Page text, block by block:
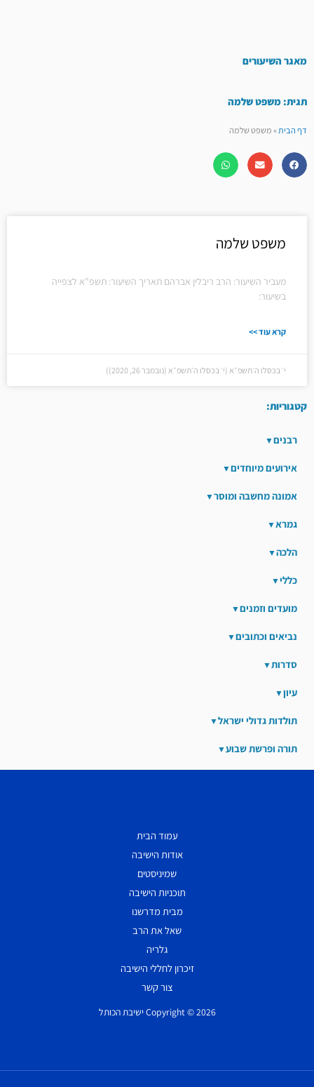
מאגר השיעורים
תגית: משפט שלמה
דף הבית»משפט שלמה
משפט שלמה
מעביר השיעור: הרב ריבלין אברהם תאריך השיעור: תשפ"א לצפייה
בשיעור:
קרא עוד >>
י׳ בכסלו ה׳תשפ״א (י׳ בכסלו ה׳תשפ״א (נובמבר 26, 2020))
קטגוריות:
רבנים
אירועים מיוחדים
אמונה מחשבה ומוסר
גמרא
הלכה
כללי
מועדים וזמנים
נביאים וכתובים
סדרות
עיון
תולדות גדולי ישראל
תורה ופרשת שבוע
עמוד הבית
אודות הישיבה
שמיניסטים
תוכניות הישיבה
מבית מדרשנו
שאל את הרב
גלריה
זיכרון לחללי הישיבה
צור קשר
Copyright © 2026 ישיבת הכותל